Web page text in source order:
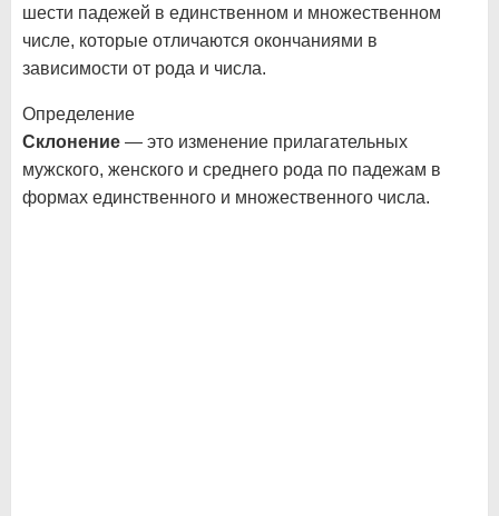
шести падежей в единственном и множественном
числе, которые отличаются окончаниями в
зависимости от рода и числа.
Определение
Склонение — это изменение прилагательных
мужского, женского и среднего рода по падежам в
формах единственного и множественного числа.